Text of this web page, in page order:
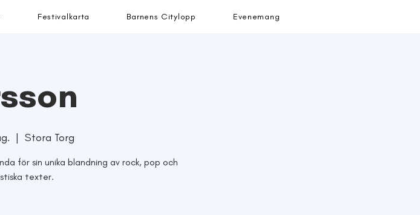
Festivalkarta Barnens Citylopp Evenemang
  |
Stora Torg
för sin unika blandning av rock, pop och
texter.